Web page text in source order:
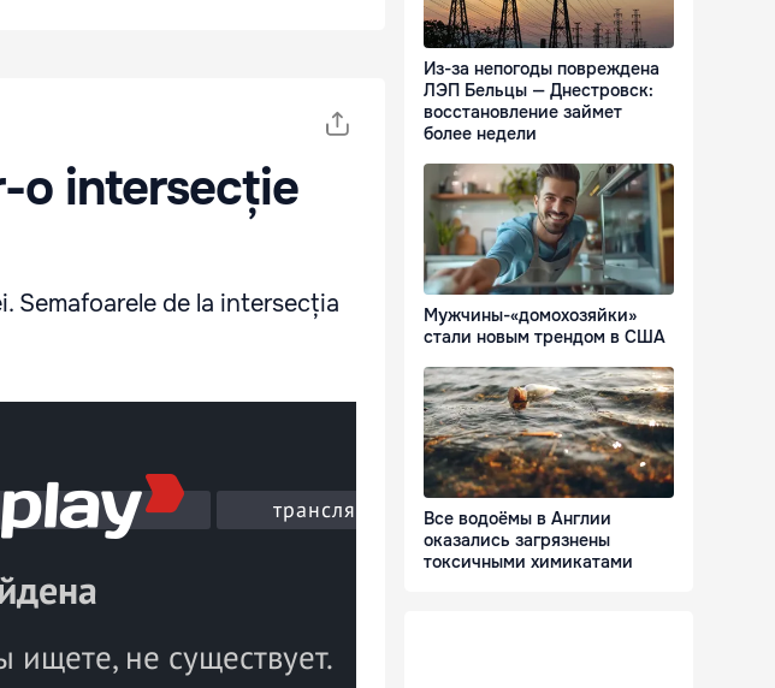
o intersecție
Semafoarele de la intersecția
Из-за непогоды повреждена
ЛЭП Бельцы — Днестровск:
восстановление займет
более недели
Мужчины-«домохозяйки»
стали новым трендом в США
Все водоёмы в Англии
оказались загрязнены
токсичными химикатами